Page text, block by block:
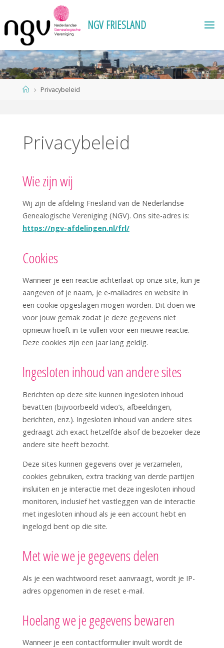
naar
inhoud
NGV FRIESLAND
HomePrivacybeleid
Privacybeleid
Wie zijn wij
Wij zijn de afdeling Friesland van de Nederlandse
Genealogische Vereniging (NGV). Ons site-adres is:
https://ngv-afdelingen.nl/frl/
Cookies
Wanneer je een reactie achterlaat op onze site, kun je
aangeven of je naam, je e-mailadres en website in
een cookie opgeslagen mogen worden. Dit doen we
voor jouw gemak zodat je deze gegevens niet
opnieuw hoeft in te vullen voor een nieuwe reactie.
Deze cookies zijn een jaar lang geldig.
Ingesloten inhoud van andere sites
Berichten op deze site kunnen ingesloten inhoud
bevatten (bijvoorbeeld video’s, afbeeldingen,
berichten, enz.). Ingesloten inhoud van andere sites
gedraagt zich exact hetzelfde alsof de bezoeker deze
andere site heeft bezocht.
Deze sites kunnen gegevens over je verzamelen,
cookies gebruiken, extra tracking van derde partijen
insluiten en je interactie met deze ingesloten inhoud
monitoren, inclusief het vastleggen van de interactie
met ingesloten inhoud als je een account hebt en
ingelogd bent op die site.
Met wie we je gegevens delen
Als je een wachtwoord reset aanvraagt, wordt je IP-
adres opgenomen in de reset e-mail.
Hoelang we je gegevens bewaren
Wanneer je een contactformulier invult wordt de